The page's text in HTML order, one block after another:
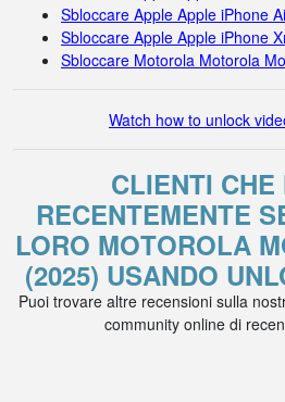
Sbloccare Apple Apple iPhone
Sbloccare Apple Apple iPhone
Sbloccare Motorola Motorola
Watch how to unlock
CLIENTI CHE
RECENTEMENTE
LORO MOTOROLA
(2025) USANDO
Puoi trovare altre recensioni sulla
community online di